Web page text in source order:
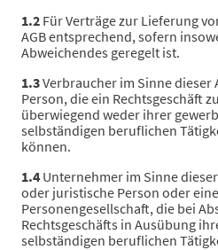
1.2 Für Verträge zur Lieferung
AGB entsprechend, sofern
Abweichendes geregelt ist.
1.3Verbraucher im Sinne dieser
Person, die ein Rechtsgeschäft
überwiegend weder ihrer
selbständigen beruflichen
können.
1.4 Unternehmer im Sinne
oder juristische Person oder
Personengesellschaft, die bei
Rechtsgeschäfts in Ausübung
selbständigen beruflichen